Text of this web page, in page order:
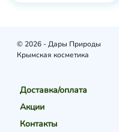
© 2026 - Дары Природы
Крымская косметика
Доставка/оплата
Акции
Контакты